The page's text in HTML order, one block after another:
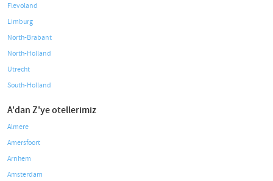
Flevoland
Limburg
North-Brabant
North-Holland
Utrecht
South-Holland
A'dan Z'ye otellerimiz
Almere
Amersfoort
Arnhem
Amsterdam